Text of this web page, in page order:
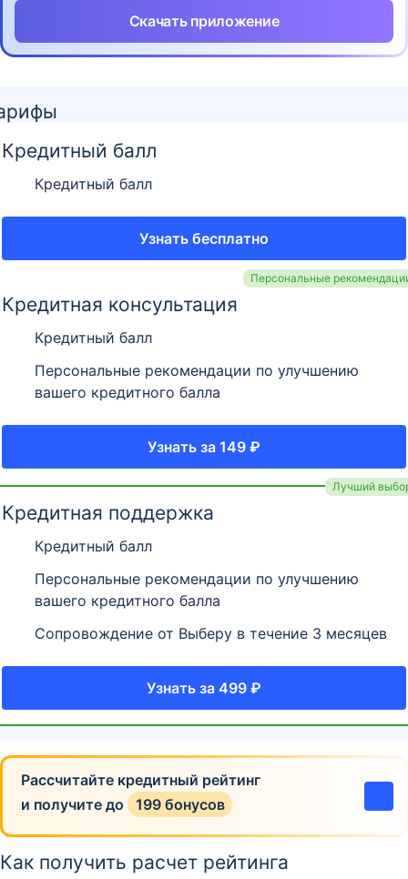
Скачать приложение
Кредитный балл
Кредитный балл
Узнать бесплатно
Кредитная консультация
Персональные
Кредитный балл
Персональные рекомендации по улучшению
вашего кредитного балла
Узнать за 149 ₽
Кредитная поддержка
Лучший
Кредитный балл
Персональные рекомендации по улучшению
вашего кредитного балла
Сопровождение от Выберу в течение 3 месяцев
Узнать за 499 ₽
Рассчитайте кредитный рейтинг
и получите до 199 бонусов
Как получить расчет рейтинга